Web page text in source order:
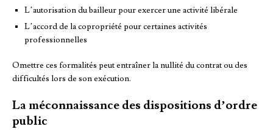
L’autorisation du bailleur pour exercer une activité libérale
L’accord de la copropriété pour certaines activités
professionnelles
Omettre ces formalités peut entraîner la nullité du contrat ou des
difficultés lors de son exécution.
La méconnaissance des dispositions d’ordre
public